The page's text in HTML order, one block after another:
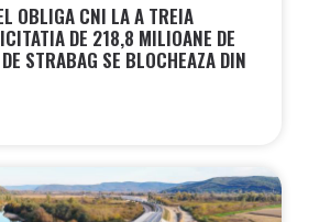
OBLIGA CNI LA A TREIA
DE 218,8 MILIOANE DE
STRABAG SE BLOCHEAZA DIN